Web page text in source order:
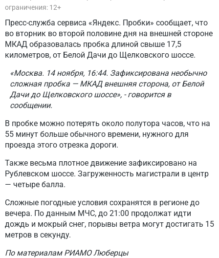
ограничения: 12+
Пресс-служба сервиса «Яндекс. Пробки» сообщает, что
во вторник во второй половине дня на внешней стороне
МКАД образовалась пробка длиной свыше 17,5
километров, от Белой Дачи до Щелковского шоссе.
«Москва. 14 ноября, 16:44. Зафиксирована необычно
сложная пробка — МКАД внешняя сторона, от Белой
Дачи до Щелковского шоссе», - говорится в
сообщении.
В пробке можно потерять около полутора часов, что на
55 минут больше обычного времени, нужного для
проезда этого отрезка дороги.
Также весьма плотное движение зафиксировано на
Рублевском шоссе. Загруженность магистрали в центр
— четыре балла.
Сложные погодные условия сохранятся в регионе до
вечера. По данным МЧС, до 21:00 продолжат идти
дождь и мокрый снег, порывы ветра могут достигать 15
метров в секунду.
По материалам РИАМО Люберцы